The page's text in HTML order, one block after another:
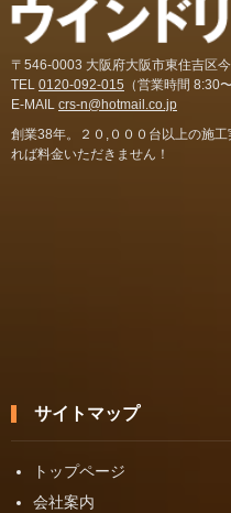
〒546-0003 大阪府大阪市東住吉区
TEL 0120-092-015 （営業時間 8:30
E-MAIL crs-n@hotmail.co.jp
創業38年。２０,０００台以上の施
れば料金いただきません！
サイトマップ
トップページ
会社案内